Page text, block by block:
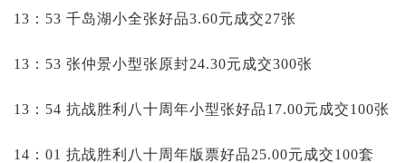
13：53 千岛湖小全张好品3.60元成交27张
13：53 张仲景小型张原封24.30元成交300张
13：54 抗战胜利八十周年小型张好品17.00元成交100张
14：01 抗战胜利八十周年版票好品25.00元成交100套